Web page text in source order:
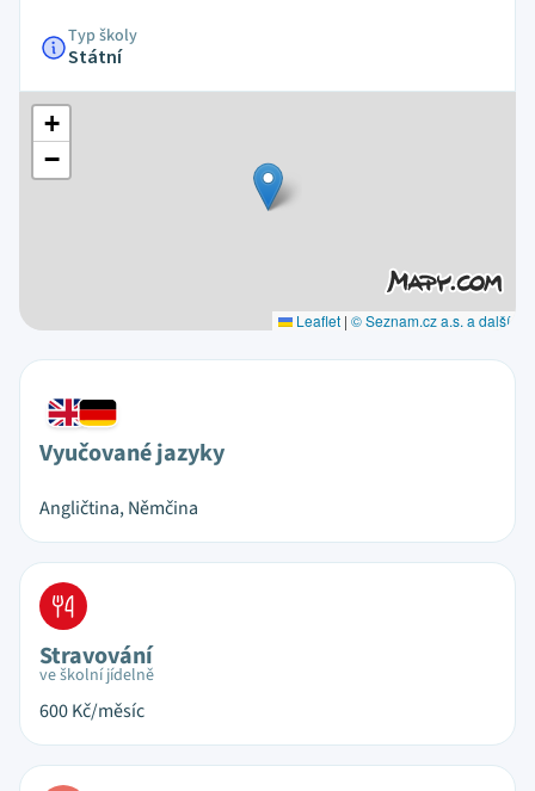
Typ školy
Státní
+
−
Leaflet | © Seznam.cz a.s. a další
Vyučované jazyky
Angličtina, Němčina
Stravování
ve školní jídelně
600Kč/měsíc